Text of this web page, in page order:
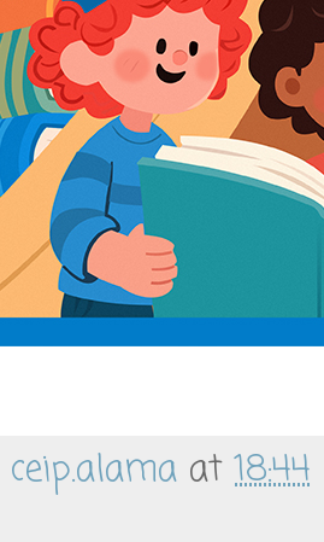
ceip.alama at18:44